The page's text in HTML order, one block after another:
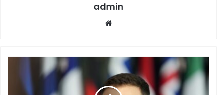
admin